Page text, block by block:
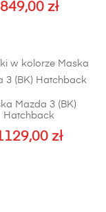
849,00 zł
Mazda 3 (BK)
Hatchback
zł